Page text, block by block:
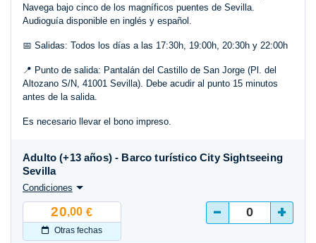
Navega bajo cinco de los magníficos puentes de Sevilla.
Audioguía disponible en inglés y español.
📅 Salidas: Todos los días a las 17:30h, 19:00h, 20:30h y 22:00h
📍 Punto de salida: Pantalán del Castillo de San Jorge (Pl. del
Altozano S/N, 41001 Sevilla). Debe acudir al punto 15 minutos
antes de la salida.
Es necesario llevar el bono impreso.
20,00 €
Otras fechas
Adulto (+13 años) - Barco turístico City Sightseeing
Sevilla
Condiciones
- +